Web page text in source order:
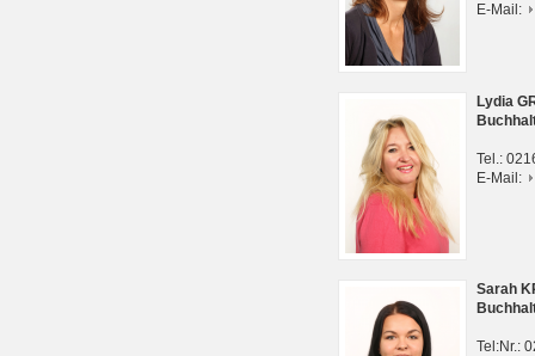
E-Mail:
Lydia
Tel.:
E-Mail:
Sarah
Tel:Nr.: